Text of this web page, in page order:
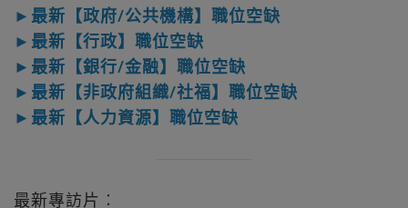
►最新【政府/公共機構】職位空缺
►最新【行政】職位空缺
►最新【銀行/金融】職位空缺
►最新【非政府組織/社福】職位空缺
►最新【人力資源】職位空缺
最新專訪片︰